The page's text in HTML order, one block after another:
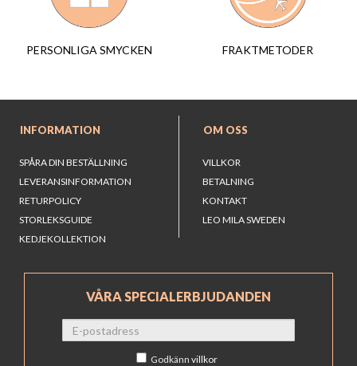
PERSONLIGA SMYCKEN FRAKTMETODER
INFORMATION
SPÅRA DIN BESTÄLLNING
LEVERANSINFORMATION
RETURPOLICY
STORLEKSGUIDE
KEDJEKOLLEKTION
OM OSS
VILLKOR
BETALNING
KONTAKT
LEO MILA SWEDEN
VÅRA SPECIALERBJUDANDEN
Godkänn villkor